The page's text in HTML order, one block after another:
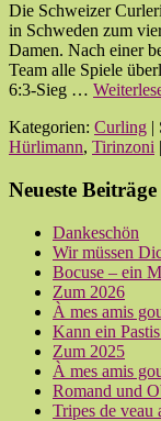
Die Schweizer
in Schweden zum
Damen. Nach einer
Team alle Spiele
6:3-Sieg …
Kategorien: Curling
Hürlimann, Tirinzoni
Neueste Beiträge
Dankeschön
Wir müssen
Bocuse – ein
Zum 2026
À mes amis
Kann ein
Zum 2025
À mes amis
Romand und
Tripes de veau